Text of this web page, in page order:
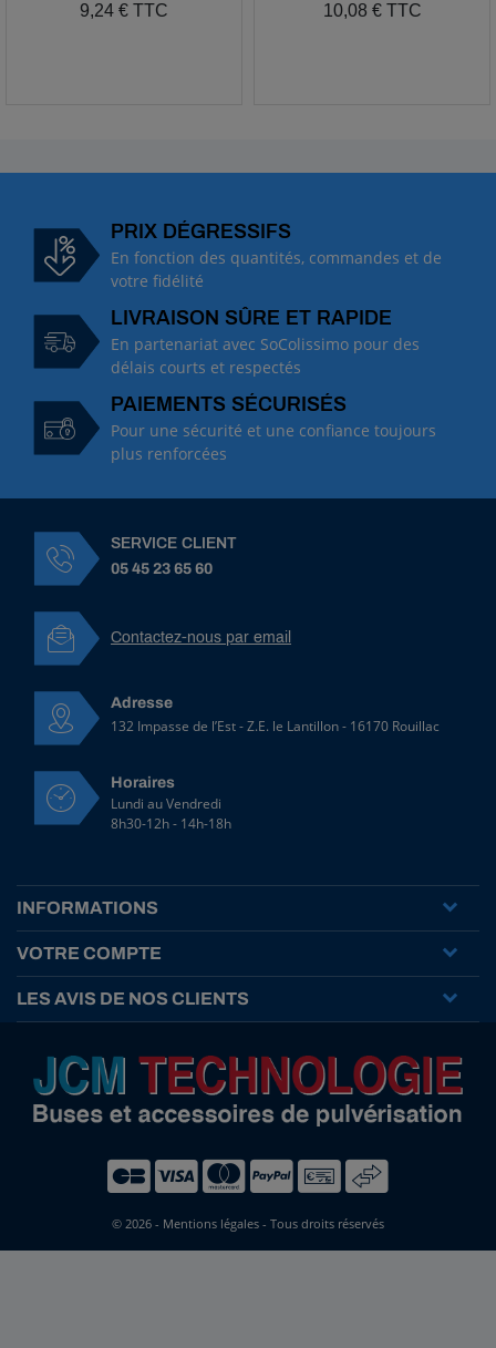
9,24 € TTC 10,08 € TTC
PRIX DÉGRESSIFS
En fonction des quantités, commandes et de
votre fidélité
LIVRAISON SÛRE ET RAPIDE
En partenariat avec SoColissimo pour des
délais courts et respectés
PAIEMENTS SÉCURISÉS
Pour une sécurité et une confiance toujours
plus renforcées
SERVICE CLIENT
05 45 23 65 60
Contactez-nous par email
Adresse
132 Impasse de l’Est - Z.E. le Lantillon - 16170 Rouillac
Horaires
Lundi au Vendredi
8h30-12h - 14h-18h
INFORMATIONS
VOTRE COMPTE
LES AVIS DE NOS CLIENTS
© 2026 - Mentions légales - Tous droits réservés